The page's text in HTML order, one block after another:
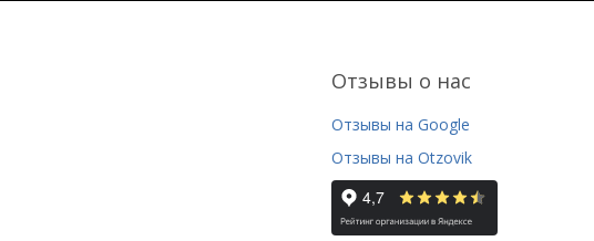
Отзывы о нас
Отзывы на Google
Отзывы на Otzovik